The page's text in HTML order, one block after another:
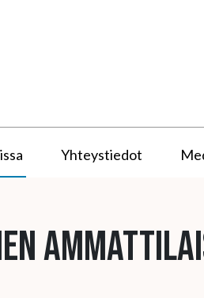
Yhteystiedot